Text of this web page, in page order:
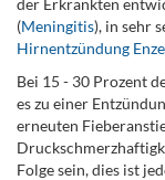
der Erkrankten
(Meningitis), in sehr
Hirnentzündung
Bei 15 - 30 Prozent
es zu einer
erneuten
Folge sein, dies ist